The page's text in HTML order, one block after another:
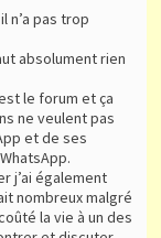
n’a pas trop
absolument rien
le forum et ça
ne veulent pas
et de ses
j’ai également
nombreux malgré
la vie à un des